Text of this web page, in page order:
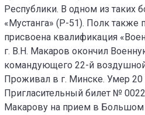
Республики. В одном из таких
«Мустанга» (Р-51). Полк также
присвоена квалификация
г. В.Н. Макаров окончил
командующего 22-й
Проживал в г. Минске. Умер
Пригласительный билет №
Макарову на прием в